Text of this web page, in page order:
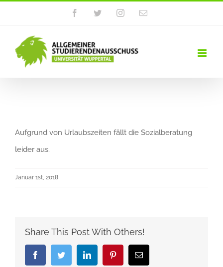
Inhalt
springen
FacebookTwitterInstagram
E-
Aufgrund von Urlaubszeiten fällt die Sozialberatung
leider aus.
Januar 1st, 2018
Share This Post With Others!
FacebookTwitter LinkedIn PinterestE-
Mail